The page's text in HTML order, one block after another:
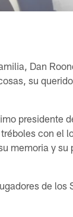
Dan
su
presidente
con el
memoria y su
de los